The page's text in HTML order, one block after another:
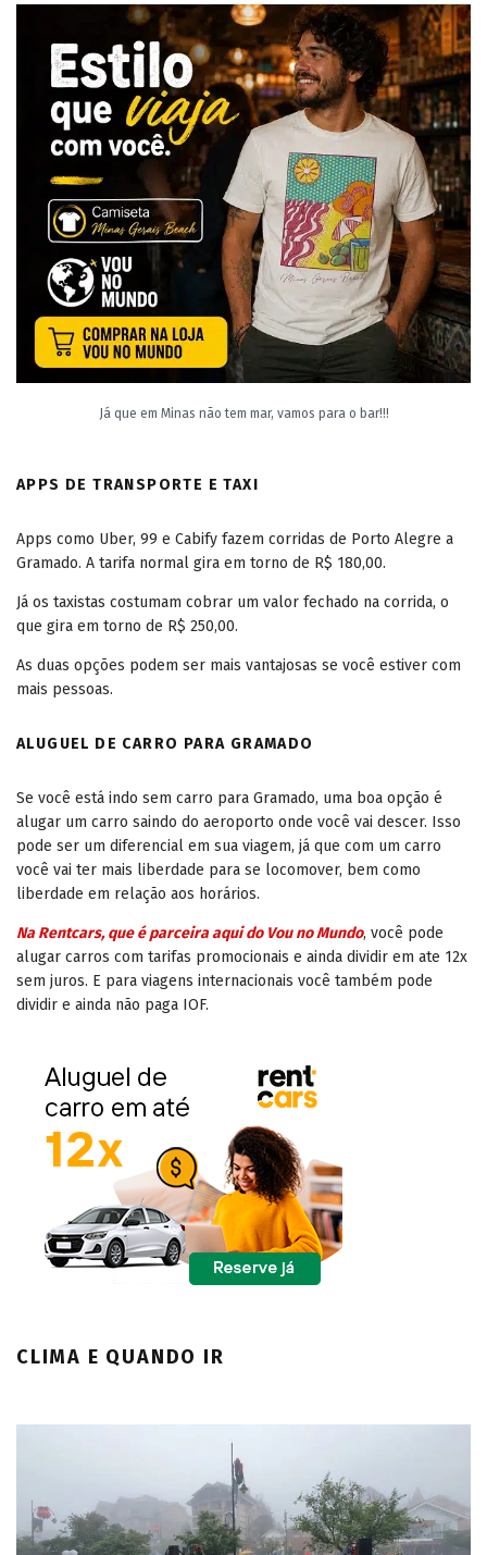
Já que em Minas não tem mar, vamos para o bar!!!
APPS DE TRANSPORTE E TAXI
Apps como Uber, 99 e Cabify fazem corridas de Porto Alegre a
Gramado. A tarifa normal gira em torno de R$ 180,00.
Já os taxistas costumam cobrar um valor fechado na corrida, o
que gira em torno de R$ 250,00.
As duas opções podem ser mais vantajosas se você estiver com
mais pessoas.
ALUGUEL DE CARRO PARA GRAMADO
Se você está indo sem carro para Gramado, uma boa opção é
alugar um carro saindo do aeroporto onde você vai descer. Isso
pode ser um diferencial em sua viagem, já que com um carro
você vai ter mais liberdade para se locomover, bem como
liberdade em relação aos horários.
Na Rentcars, que é parceira aqui do Vou no Mundo, você pode
alugar carros com tarifas promocionais e ainda dividir em ate 12x
sem juros. E para viagens internacionais você também pode
dividir e ainda não paga IOF.
CLIMA E QUANDO IR